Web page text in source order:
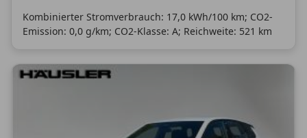
Kombinierter Stromverbrauch: 17,0 kWh/100 km; CO2-
Emission: 0,0 g/km; CO2-Klasse: A; Reichweite: 521 km